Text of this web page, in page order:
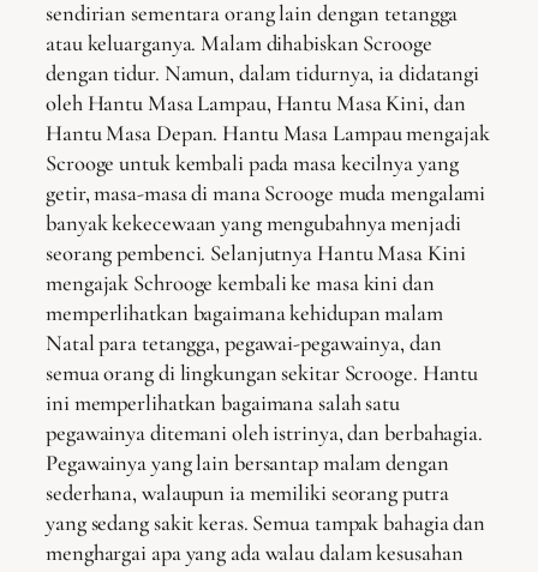
sendirian sementara orang lain dengan tetangga
atau keluarganya. Malam dihabiskan Scrooge
dengan tidur. Namun, dalam tidurnya, ia didatangi
oleh Hantu Masa Lampau, Hantu Masa Kini, dan
Hantu Masa Depan. Hantu Masa Lampau mengajak
Scrooge untuk kembali pada masa kecilnya yang
getir, masa-masa di mana Scrooge muda mengalami
banyak kekecewaan yang mengubahnya menjadi
seorang pembenci. Selanjutnya Hantu Masa Kini
mengajak Schrooge kembali ke masa kini dan
memperlihatkan bagaimana kehidupan malam
Natal para tetangga, pegawai-pegawainya, dan
semua orang di lingkungan sekitar Scrooge. Hantu
ini memperlihatkan bagaimana salah satu
pegawainya ditemani oleh istrinya, dan berbahagia.
Pegawainya yang lain bersantap malam dengan
sederhana, walaupun ia memiliki seorang putra
yang sedang sakit keras. Semua tampak bahagia dan
menghargai apa yang ada walau dalam kesusahan